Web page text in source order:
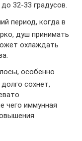
32-33 градусов.
период, когда в
душ принимать
охлаждать
особенно
сохнет,
чего иммунная